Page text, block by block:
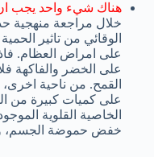
هناك شيء واحد يجب ان
خلال مراجعة منهجية
الوقائي من تاثير
على امراض العظام.
على الخضر والفاكهة
القمح. من ناحية اخرى،
على كميات كبيرة من
الخاصية القلوية
خفض حموضة الجسم،